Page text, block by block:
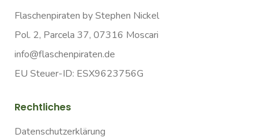
Flaschenpiraten by Stephen Nickel
Pol. 2, Parcela 37, 07316 Moscari
info@flaschenpiraten.de
EU Steuer-ID: ESX9623756G
Rechtliches
Datenschutzerklärung